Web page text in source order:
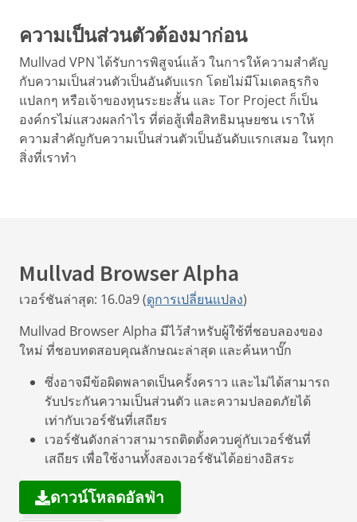
ความเป็นส่วนตัวต้องมาก่อน
Mullvad VPN ได้รับการพิสูจน์แล้ว ในการให้ความสำคัญ
กับความเป็นส่วนตัวเป็นอันดับแรก โดยไม่มีโมเดลธุรกิจ
แปลกๆ หรือเจ้าของทุนระยะสั้น และ Tor Project ก็เป็น
องค์กรไม่แสวงผลกำไร ที่ต่อสู้เพื่อสิทธิมนุษยชน เราให้
ความสำคัญกับความเป็นส่วนตัวเป็นอันดับแรกเสมอ ในทุก
สิ่งที่เราทำ
Mullvad Browser Alpha
เวอร์ชันล่าสุด: 16.0a9 (ดูการเปลี่ยนแปลง)
Mullvad Browser Alpha มีไว้สำหรับผู้ใช้ที่ชอบลองของ
ใหม่ ที่ชอบทดสอบคุณลักษณะล่าสุด และค้นหาบั๊ก
ซึ่งอาจมีข้อผิดพลาดเป็นครั้งคราว และไม่ได้สามารถ
รับประกันความเป็นส่วนตัว และความปลอดภัยได้
เท่ากับเวอร์ชันที่เสถียร
เวอร์ชันดังกล่าวสามารถติดตั้งควบคู่กับเวอร์ชันที่
เสถียร เพื่อใช้งานทั้งสองเวอร์ชันได้อย่างอิสระ
ดาวน์โหลดอัลฟ่า